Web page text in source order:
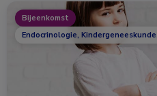
Bijeenkomst
Endocrinologie,